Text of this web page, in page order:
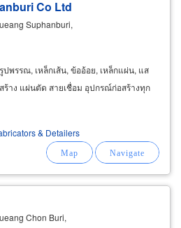
Co Ltd
Suphanburi,
ปพรรณ, เหล็กเส้น, ข้ออ้อย, เหล็กแผ่น, แส
าง แผ่นตัด สายเชื่อม อุปกรณ์ก่อสร้างทุก
& Detailers
Chon Buri,